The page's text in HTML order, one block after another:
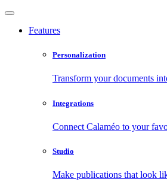
Features
Personalization
Transform your documents
Integrations
Connect Calaméo to your
Studio
Make publications that look